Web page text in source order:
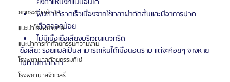
ยกกระชับหน้าอก
แนะนำโรงพยาบาล
แนะนำการทำศัลยกรรมความงาม
โรงพยาบาลศัลยกรรมดีเซ่
โรงพยาบาลจิวเวลรี่
ฟื้นตัวได้รวดเร็วเนื่องจากใช้เวลาผ่าตัดสั้นและมีอาการปวด
เลือดออกน้อย
ไม่มีเนื้อเยื่อเสี่ยงบริเวณแนวกรีด
ข้อเสีย: รอยแผลเป็นสามารถเห็นได้เมื่อนอนราบ แต่จะค่อยๆ จางหาย
ไปตามกาลเวลา